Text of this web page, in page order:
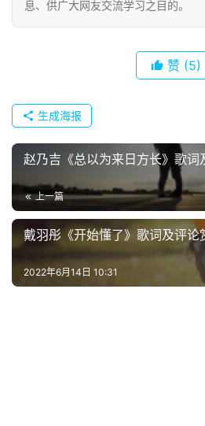
页
好
词
好
句
经
典
歌
息、供广大网友交流学习之目的。
赞 (5)
生成海报
赵乃吉《总以为来日方长》歌词
上一篇
戴羽彤《开始懂了》歌词及评论
2022年6月14日 10:31